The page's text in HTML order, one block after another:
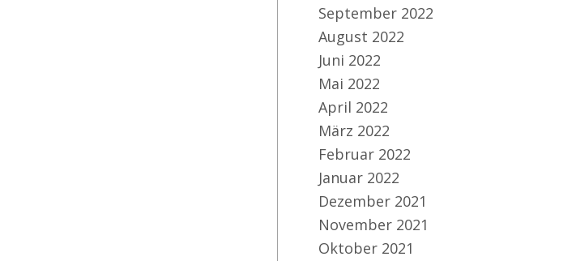
September 2022
August 2022
Juni 2022
Mai 2022
April 2022
März 2022
Februar 2022
Januar 2022
Dezember 2021
November 2021
Oktober 2021